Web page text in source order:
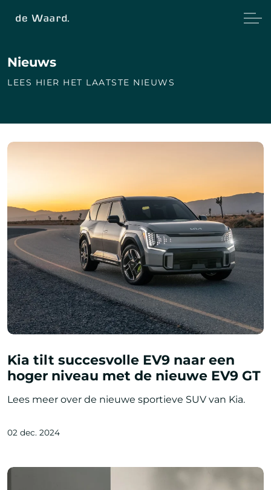
Nieuws
LEES HIER HET LAATSTE NIEUWS
Kia tilt succesvolle EV9 naar een
hoger niveau met de nieuwe EV9 GT
Lees meer over de nieuwe sportieve SUV van Kia.
02 dec. 2024